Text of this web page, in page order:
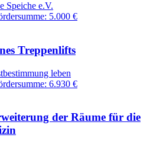
Speiche e.V.
5.000 €
Treppenlifts
leben
6.930 €
der Räume für die